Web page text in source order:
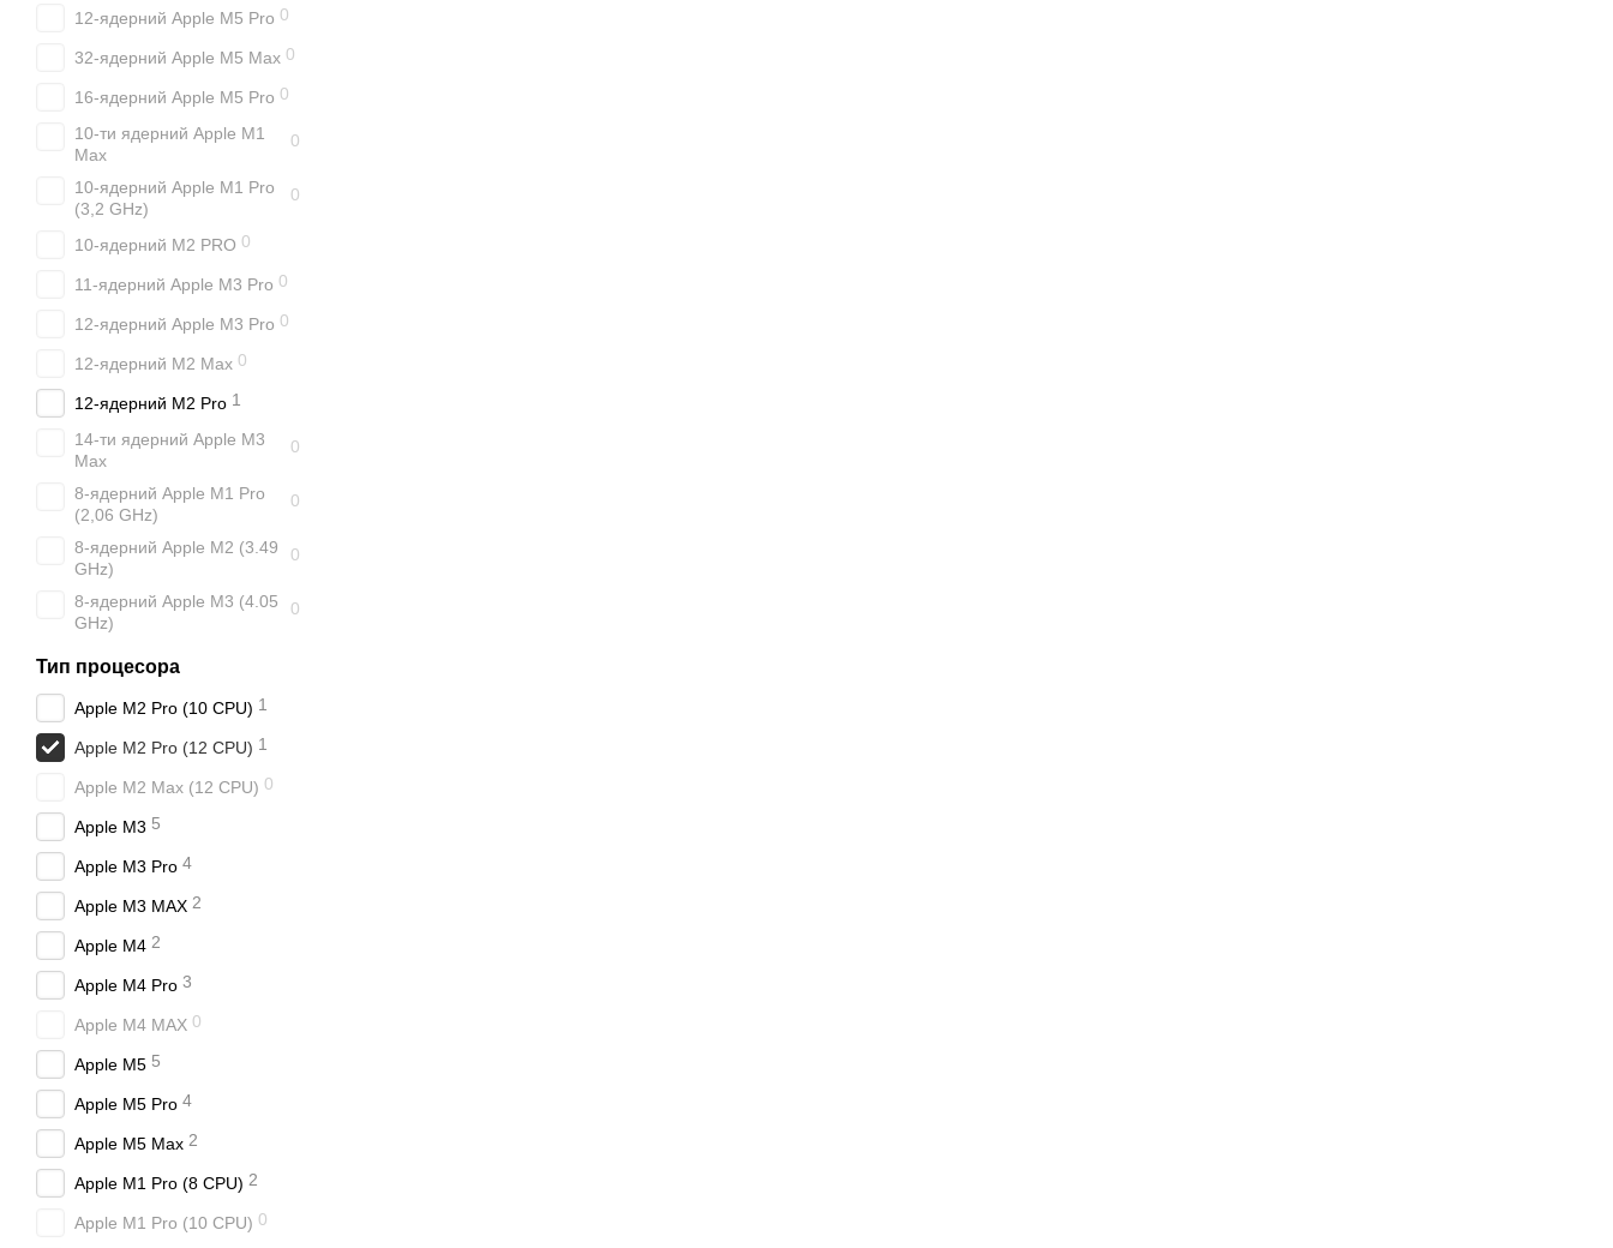
12-ядерний Apple M5 Pro 0
32-ядерний Apple M5 Max 0
16-ядерний Apple M5 Pro 0
10-ти ядерний Apple M1
Max
0
10-ядерний Apple M1 Pro
(3,2 GHz)
0
10-ядерний M2 PRO 0
11-ядерний Apple M3 Pro 0
12-ядерний Apple M3 Pro 0
12-ядерний M2 Max 0
12-ядерний M2 Pro 1
14-ти ядерний Apple M3
Max
0
8-ядерний Apple M1 Pro
(2,06 GHz)
0
8-ядерний Apple M2 (3.49
GHz)
0
8-ядерний Apple M3 (4.05
GHz)
0
Тип процесора
Apple M2 Pro (10 CPU) 1
Apple M2 Pro (12 CPU) 1
Apple M2 Max (12 CPU) 0
Apple M3 5
Apple M3 Pro 4
Apple M3 MAX 2
Apple M4 2
Apple M4 Pro 3
Apple M4 MAX 0
Apple M5 5
Apple M5 Pro 4
Apple M5 Max 2
Apple M1 Pro (8 CPU) 2
Apple M1 Pro (10 CPU) 0